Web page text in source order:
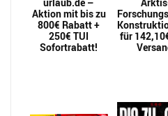
Aktion mit bis zu
800€ Rabatt +
250€ TUI
Sofortrabatt!
für